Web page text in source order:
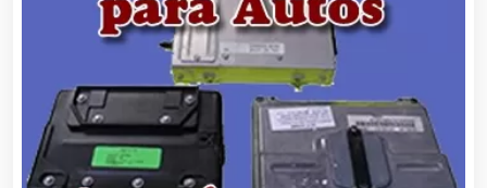
Centros Comerciales
Centros de Espectáculos
Centros de Nutrición